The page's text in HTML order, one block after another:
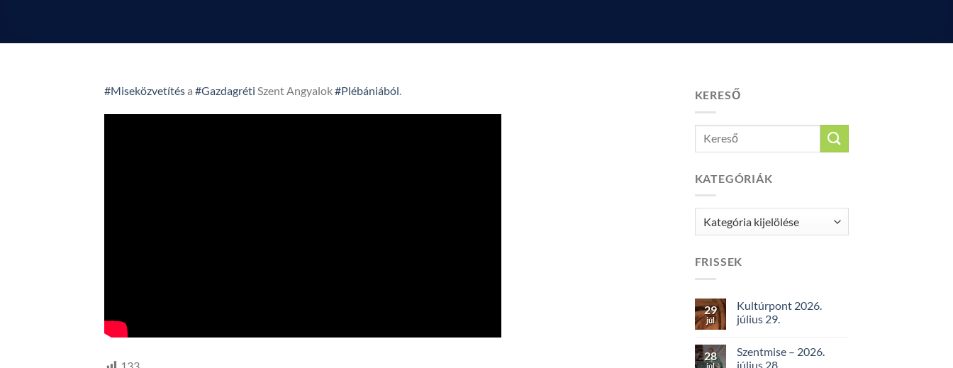
#Miseközvetítésa #Gazdagréti Szent Angyalok#Plébániából.
133
KERESŐ
KATEGÓRIÁK
Kategóriák
FRISSEK
29
júl
Kultúrpont 2026.
július 29.
28
júl
Szentmise – 2026.
július 28.